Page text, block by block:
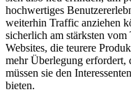
hochwertiges
weiterhin Traffic anziehen
sicherlich am stärksten
Websites, die teurere
mehr Überlegung erfordert,
müssen sie den
bieten.